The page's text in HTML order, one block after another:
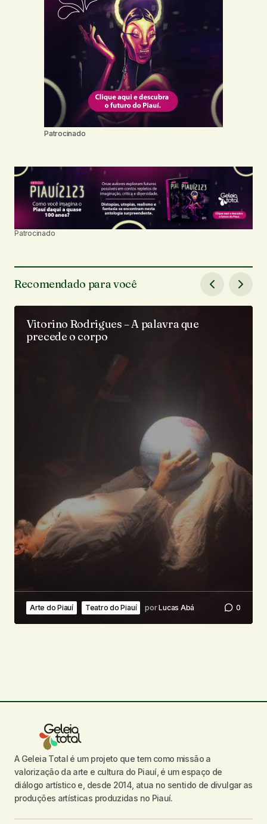
Patrocinado
Patrocinado
Recomendado para você
Vitorino Rodrigues – A palavra que
precede o corpo
Arte do Piauí Teatro do Piauí porLucas Abá 0
A Geleia Total é um projeto que tem como missão a
valorização da arte e cultura do Piauí, é um espaço de
diálogo artístico e, desde 2014, atua no sentido de divulgar as
produções artísticas produzidas no Piauí.